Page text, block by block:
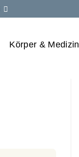
Körper & Medizin